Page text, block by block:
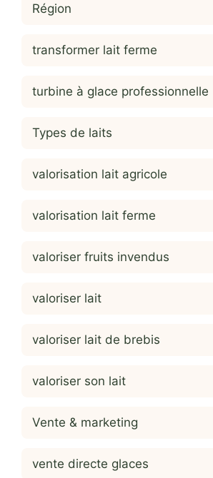
Région
transformer lait ferme
turbine à glace professionnelle
Types de laits
valorisation lait agricole
valorisation lait ferme
valoriser fruits invendus
valoriser lait
valoriser lait de brebis
valoriser son lait
Vente & marketing
vente directe glaces